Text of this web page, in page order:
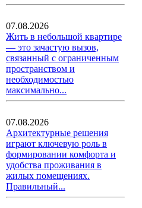
07.08.2026
Жить в небольшой квартире
— это зачастую вызов,
связанный с ограниченным
пространством и
необходимостью
максимально...
07.08.2026
Архитектурные решения
играют ключевую роль в
формировании комфорта и
удобства проживания в
жилых помещениях.
Правильный...